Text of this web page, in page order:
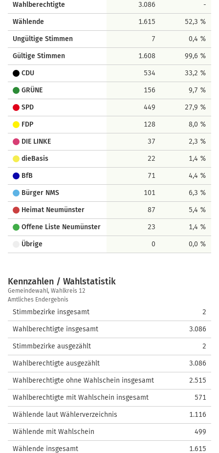
Wahlberechtigte 3.086 -
Wählende 1.615 52,3 %
Ungültige Stimmen 7 0,4 %
Gültige Stimmen 1.608 99,6 %
CDU 534 33,2 %
GRÜNE 156 9,7 %
SPD 449 27,9 %
FDP 128 8,0 %
DIE LINKE 37 2,3 %
dieBasis 22 1,4 %
BfB 71 4,4 %
Bürger NMS 101 6,3 %
Heimat Neumünster 87 5,4 %
Offene Liste Neumünster 23 1,4 %
Übrige 0 0,0 %
Kennzahlen / Wahlstatistik
Kennzahlen
/
Wahlstatistik
Gemeindewahl, Wahlkreis 12
Amtliches Endergebnis
Stimmbezirke insgesamt 2
Wahlberechtigte insgesamt 3.086
Stimmbezirke ausgezählt 2
Wahlberechtigte ausgezählt 3.086
Wahlberechtigte ohne Wahlschein insgesamt 2.515
Wahlberechtigte mit Wahlschein insgesamt 571
Wählende laut Wählerverzeichnis 1.116
Wählende mit Wahlschein 499
Wählende insgesamt 1.615